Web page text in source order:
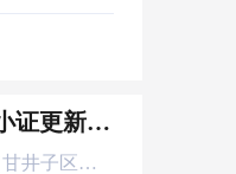
2026年8月15日 小证更新 Z01Z02Z04
大连职业技术学院（甘井子区大连北站）